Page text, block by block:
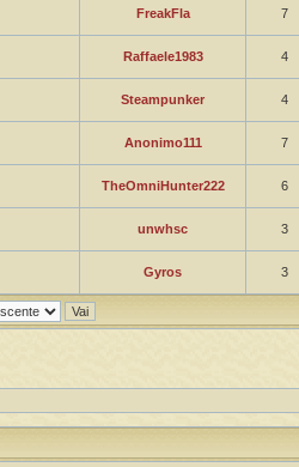
FreakFla 7
Raffaele1983 4
Steampunker 4
Anonimo111 7
TheOmniHunter222 6
unwhsc 3
Gyros 3